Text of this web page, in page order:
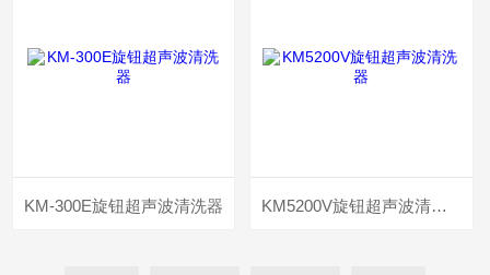
KM-300E旋钮超声波清洗器 KM5200V旋钮超声波清洗器